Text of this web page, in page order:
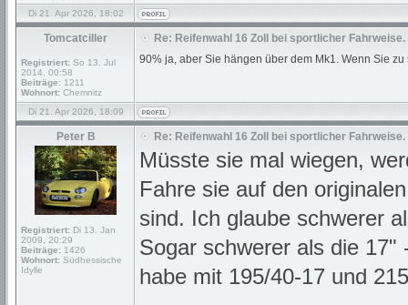
Di 21. Apr 2026, 18:02
Tomcatciller
Registriert: So 13. Jul
2014, 00:58
Beiträge: 1211
Wohnort: Chemnitz
Re: Reifenwahl 16 Zoll bei sportlicher Fahrweise.
90% ja, aber Sie hängen über dem Mk1. Wenn Sie
Di 21. Apr 2026, 18:09
Peter B
Registriert: Di 13. Jan
2009, 20:29
Beiträge: 1426
Wohnort: Südhessische
Idylle
Re: Reifenwahl 16 Zoll bei sportlicher Fahrweise.
Müsste sie mal wiegen,
Fahre sie auf den
sind. Ich glaube schwerer
Sogar schwerer als die 17"
habe mit 195/40-17 und